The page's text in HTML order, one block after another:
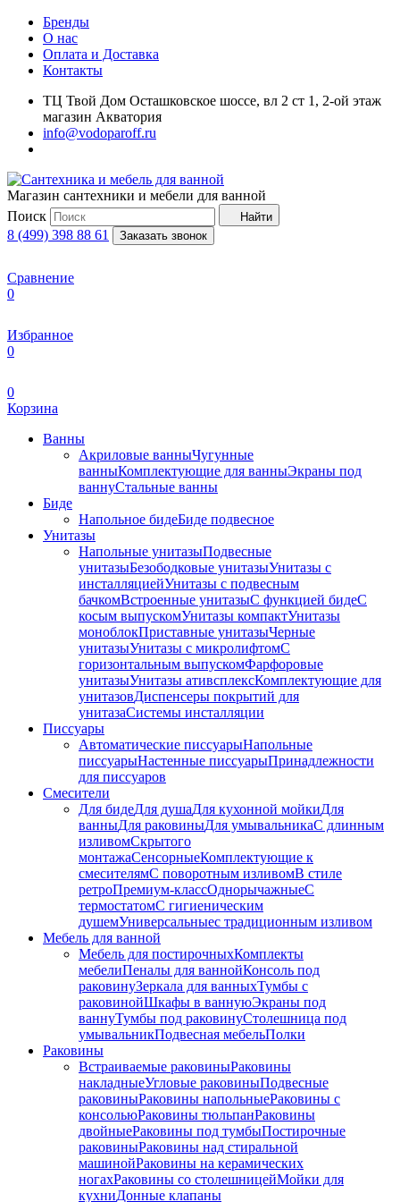
Бренды
О нас
Оплата и Доставка
Контакты
ТЦ Твой Дом Осташковское шоссе, вл 2 ст 1, 2-ой этаж
магазин Акватория
info@vodoparoff.ru
Магазин сантехники и мебели для ванной
Поиск
Найти
8 (499) 398 88 61 Заказать звонок
Сравнение
0
Избранное
0
0
Корзина
Ванны
Акриловые ванныЧугунные
ванныКомплектующие для ванныЭкраны под
ваннуСтальные ванны
Биде
Напольное бидеБиде пoдвеснoе
Унитазы
Напольные унитазыПодвесные
унитазыБезободковые унитазыУнитазы с
инсталляциейУнитазы с подвесным
бачкомВстроенные унитазыС функцией бидеС
косым выпускомУнитазы компактУнитазы
моноблокПриставные унитазыЧерные
унитазыУнитазы с микролифтомC
горизонтальным выпускомФарфоровые
унитазыУнитазы ативсплексКомплектующие для
унитазовДиспенсеры покрытий для
унитазаСистемы инсталляции
Писсуары
Автоматические писсуарыНапольные
писсуарыНастенные писсуарыПринадлежности
для писсуаров
Смесители
Для бидеДля душаДля кухонной мойкиДля
ванныДля раковиныДля умывальникаС длинным
изливомСкрытого
монтажаСенсорныеКомплектующие к
смесителямС поворотным изливомВ стиле
ретроПремиум-классОднорычажныеС
термостатомС гигиеническим
душемУниверсальныес традиционным изливом
Мебель для ванной
Мебель для постирочныхКомплекты
мебелиПеналы для ваннойКонсоль под
раковинуЗеркала для ванныхТумбы с
раковинойШкафы в ваннуюЭкраны под
ваннуТумбы под раковинуСтолешница под
умывальникПодвесная мебельПолки
Раковины
Встраиваемые раковиныРаковины
накладныеУгловые раковиныПодвесные
раковиныРаковины напольныеРаковины с
консольюРаковины тюльпанРаковины
двойныеРаковины под тумбыПостирочные
раковиныРаковины над стиральной
машинойРаковины на керамических
ногахРаковины со столешницейМойки для
кухниДонные клапаны